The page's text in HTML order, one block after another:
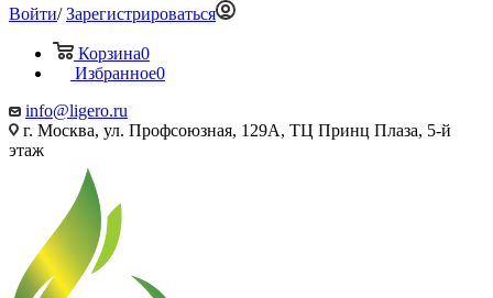
Войти/Зарегистрироваться
Корзина0
Избранное0
info@ligero.ru
г. Москва, ул. Профсоюзная, 129А, ТЦ Принц Плаза, 5-й
этаж